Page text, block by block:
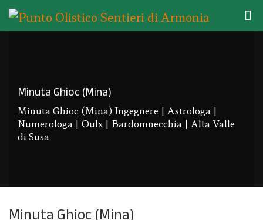
Minuta Ghioc (Mina)
Minuta Ghioc (Mina) Ingegnere | Astrologa |
Numerologa | Oulx | Bardomnecchia | Alta Valle
di Susa